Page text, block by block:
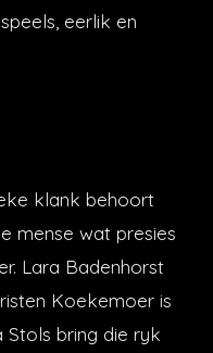
eerlik en
klank behoort
mense wat presies
Lara Badenhorst
Koekemoer is
Stols bring die ryk